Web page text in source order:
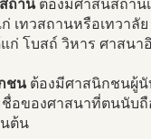
ถานต้องมีศาสนสถาน
เทวสถานหรือเทวาลั
ก่ โบสถ์ วิหาร ศาสนา
ชนต้องมีศาสนิกชนผู้นั
ชื่อของศาสนาที่ตนนั
ต้น